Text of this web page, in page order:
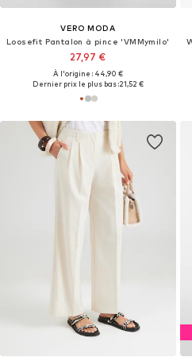
VERO MODA
Loosefit Pantalon à pince 'VMMymilo'
27,97 €
À l'origine : 44,90 €
Dernier prix le plus bas :21,52 €